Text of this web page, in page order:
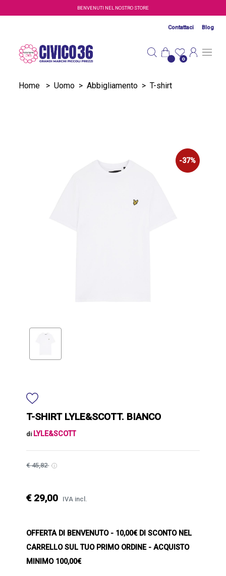
Salta al contenuto principaleBENVENUTI NEL NOSTRO STORE
Contattaci Blog
0
Home > Uomo > Abbigliamento > T-shirt
-37%
T-SHIRT LYLE&SCOTT. BIANCO
di LYLE&SCOTT
€ 45,82
€ 29,00 IVA incl.
OFFERTA DI BENVENUTO- 10,00€ DI SCONTO NEL
CARRELLO SUL TUO PRIMO ORDINE - ACQUISTO
MINIMO 100,00€